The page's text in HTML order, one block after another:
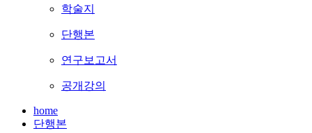
학술지
단행본
연구보고서
공개강의
home
단행본